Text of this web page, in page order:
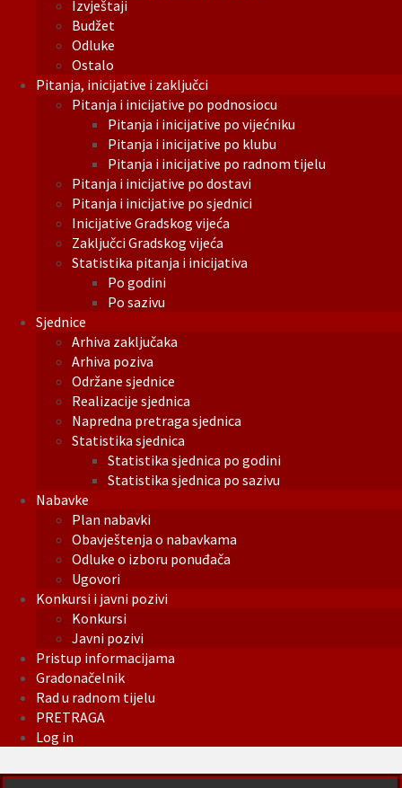
Izvještaji
Budžet
Odluke
Ostalo
Pitanja, inicijative i zaključci
Pitanja i inicijative po podnosiocu
Pitanja i inicijative po vijećniku
Pitanja i inicijative po klubu
Pitanja i inicijative po radnom tijelu
Pitanja i inicijative po dostavi
Pitanja i inicijative po sjednici
Inicijative Gradskog vijeća
Zaključci Gradskog vijeća
Statistika pitanja i inicijativa
Po godini
Po sazivu
Sjednice
Arhiva zaključaka
Arhiva poziva
Održane sjednice
Realizacije sjednica
Napredna pretraga sjednica
Statistika sjednica
Statistika sjednica po godini
Statistika sjednica po sazivu
Nabavke
Plan nabavki
Obavještenja o nabavkama
Odluke o izboru ponuđača
Ugovori
Konkursi i javni pozivi
Konkursi
Javni pozivi
Pristup informacijama
Gradonačelnik
Rad u radnom tijelu
PRETRAGA
Log in